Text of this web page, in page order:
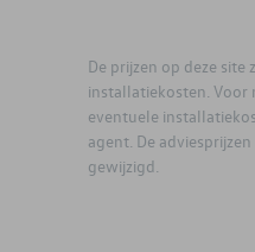
De prijzen op deze
installatiekosten. Voor
eventuele
agent. De
gewijzigd.